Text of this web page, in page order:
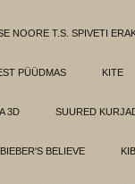
NOORE T.S. SPIVETI
PÜÜDMAS KITE
3D SUURED
BELIEVE